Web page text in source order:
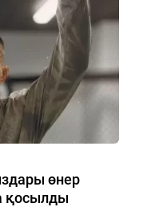
өнер
қосылды